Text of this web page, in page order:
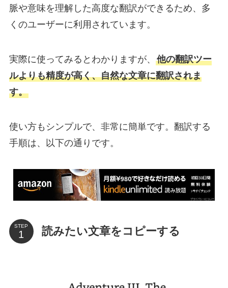
脈や意味を理解した高度な翻訳ができるため、多
くのユーザーに利用されています。
実際に使ってみるとわかりますが、 他の翻訳ツー
ルよりも精度が高く、自然な文章に翻訳されま
す。
使い方もシンプルで、非常に簡単です。翻訳する
手順は、以下の通りです。
STEP 読みたい文章をコピーする